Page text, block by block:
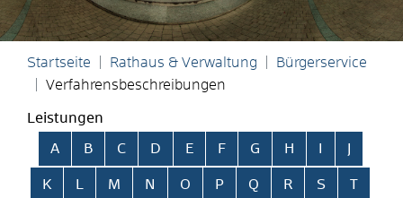
Startseite Rathaus & Verwaltung
Bürgerservice
Verfahrensbeschreibungen
Leistungen
Alphabetisches Register überspringen
A B C D E F G H
K L M N O P Q R S T